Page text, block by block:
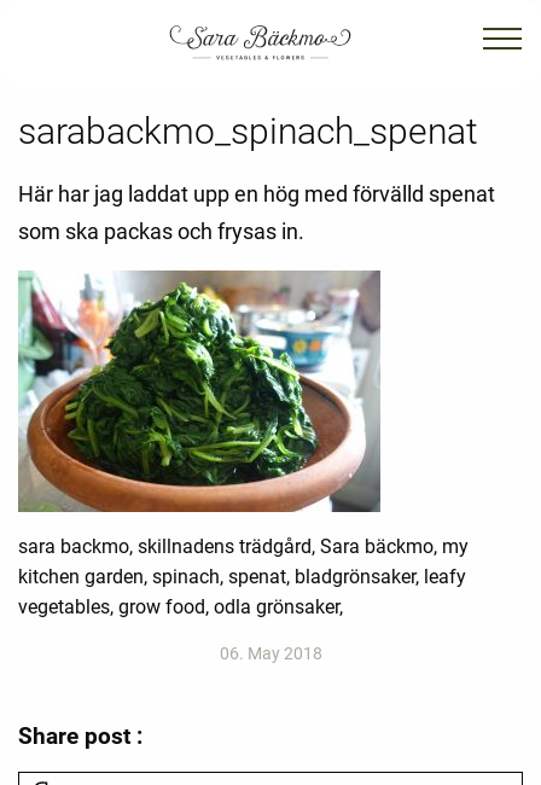
sarabackmo_spinach_spenat
Här har jag laddat upp en hög med förvälld spenat
som ska packas och frysas in.
sara backmo, skillnadens trädgård, Sara bäckmo, my
kitchen garden, spinach, spenat, bladgrönsaker, leafy
vegetables, grow food, odla grönsaker,
06. May 2018
Share post :